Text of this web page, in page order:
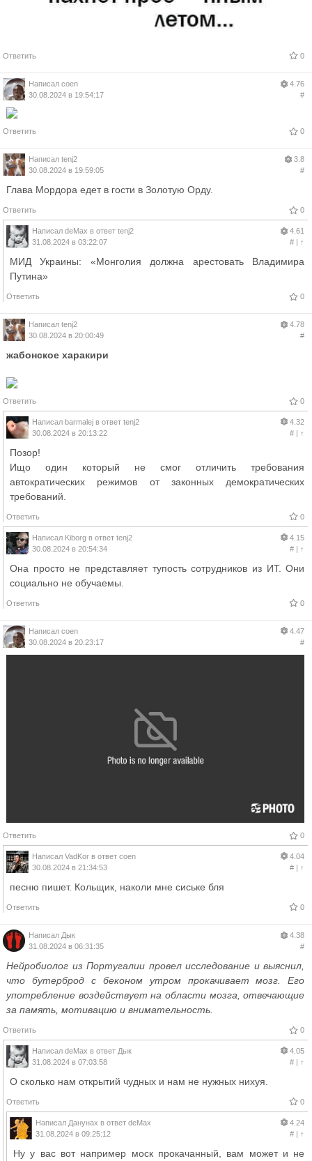
Ответить 0
Написал coen
30.08.2024 в 19:54:17
4.76
#
Ответить 0
Написал tenj2
30.08.2024 в 19:59:05
3.8
#
Глава Мордора едет в гости в Золотую Орду.
Ответить 0
Написал deMax в ответ tenj2
31.08.2024 в 03:22:07
4.61
#| ↑
МИД Украины: «Монголия должна арестовать Владимира
Путина»
Ответить 0
Написал tenj2
30.08.2024 в 20:00:49
4.78
#
жабонское харакири
Ответить 0
Написал barmalej в ответ tenj2
30.08.2024 в 20:13:22
4.32
#| ↑
Позор!
Ищо один который не смог отличить требования
автократических режимов от законных демократических
требований.
Ответить 0
Написал Kiborg в ответ tenj2
30.08.2024 в 20:54:34
4.15
#| ↑
Она просто не представляет тупость сотрудников из ИТ. Они
социально не обучаемы.
Ответить 0
Написал coen
30.08.2024 в 20:23:17
4.47
#
Ответить 0
Написал VadKor в ответ coen
30.08.2024 в 21:34:53
4.04
#| ↑
песню пишет. Кольщик, наколи мне сиське бля
Ответить 0
Написал Дык
31.08.2024 в 06:31:35
4.38
#
Нейробиолог из Португалии провел исследование и выяснил,
что бутерброд с беконом утром прокачивает мозг. Его
употребление воздействует на области мозга, отвечающие
за память, мотивацию и внимательность.
Ответить 0
Написал deMax в ответ Дык
31.08.2024 в 07:03:58
4.05
#| ↑
О сколько нам открытий чудных и нам не нужных нихуя.
Ответить 0
Написал Данунах в ответ deMax
31.08.2024 в 09:25:12
4.24
#| ↑
Ну у вас вот например моск прокачанный, вам может и не